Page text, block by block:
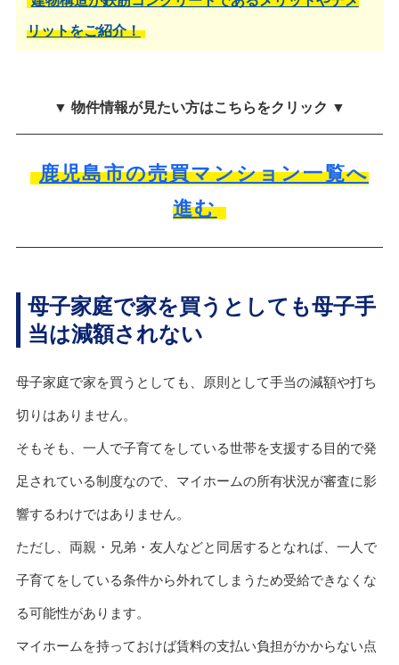
リットをご紹介！
▼ 物件情報が見たい方はこちらをクリック ▼
鹿児島市の売買マンション一覧へ
進む
母子家庭で家を買うとしても母子手
当は減額されない
母子家庭で家を買うとしても、原則として手当の減額や打ち
切りはありません。
そもそも、一人で子育てをしている世帯を支援する目的で発
足されている制度なので、マイホームの所有状況が審査に影
響するわけではありません。
ただし、両親・兄弟・友人などと同居するとなれば、一人で
子育てをしている条件から外れてしまうため受給できなくな
る可能性があります。
マイホームを持っておけば賃料の支払い負担がかからない点